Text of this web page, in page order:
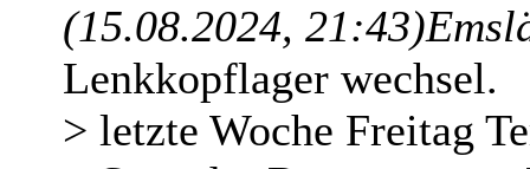
(15.08.2024, 21:43)
Lenkkopflager wechsel.
> letzte Woche Freitag